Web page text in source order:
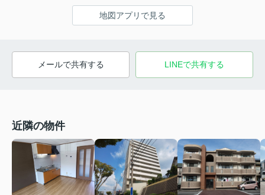
地図アプリで見る
メールで共有する LINEで共有する
近隣の物件